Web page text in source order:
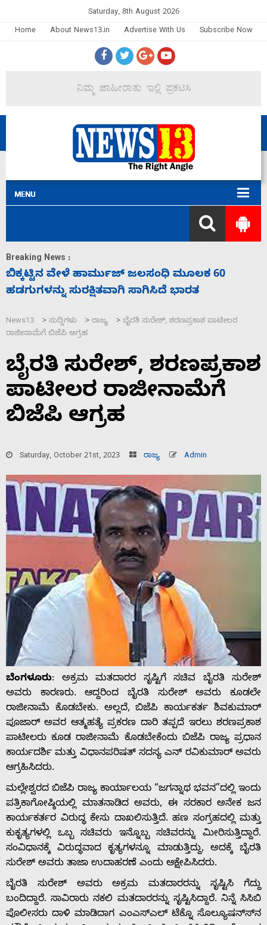
Saturday, 8th August 2026
Home
About News13.in Advertise With Us Subscribe Now
Breaking News :
ನಾಗೇಂದ್ರ ರಾಜೀನಾಮೆ ಕೊಡದಿದ್ದರೆ ಸದನ ನಡೆಸಲು
ಬಿಡೆವು: ಛಲವಾದಿ ನಾರಾಯಣಸ್ವಾಮಿ
News13 > ಸುದ್ದಿಗಳು > ರಾಜ್ಯ > ಬೈರತಿ ಸುರೇಶ್, ಶರಣಪ್ರಕಾಶ ಪಾಟೀಲರ
ರಾಜೀನಾಮೆಗೆ ಬಿಜೆಪಿ ಆಗ್ರಹ
ಬೈರತಿ ಸುರೇಶ್, ಶರಣಪ್ರಕಾಶ
ಪಾಟೀಲರ ರಾಜೀನಾಮೆಗೆ
ಬಿಜೆಪಿ ಆಗ್ರಹ
Saturday, October 21st, 2023 ರಾಜ್ಯ Admin
ಬೆಂಗಳೂರು: ಅಕ್ರಮ ಮತದಾರರ ಸೃಷ್ಟಿಗೆ ಸಚಿವ ಬೈರತಿ ಸುರೇಶ್
ಅವರು ಕಾರಣರು. ಆದ್ದರಿಂದ ಬೈರತಿ ಸುರೇಶ್ ಅವರು ಕೂಡಲೇ
ರಾಜೀನಾಮೆ ಕೊಡಬೇಕು. ಅಲ್ಲದೆ, ಬಿಜೆಪಿ ಕಾರ್ಯಕರ್ತ ಶಿವಕುಮಾರ್
ಪೂಜಾರ್ ಅವರ ಆತ್ಮಹತ್ಯೆ ಪ್ರಕರಣ ದಾರಿ ತಪ್ಪದೆ ಇರಲು ಶರಣಪ್ರಕಾಶ
ಪಾಟೀಲರು ಕೂಡ ರಾಜೀನಾಮೆ ಕೊಡಬೇಕೆಂದು ಬಿಜೆಪಿ ರಾಜ್ಯ ಪ್ರಧಾನ
ಕಾರ್ಯದರ್ಶಿ ಮತ್ತು ವಿಧಾನಪರಿಷತ್ ಸದಸ್ಯ ಎನ್ ರವಿಕುಮಾರ್ ಅವರು
ಆಗ್ರಹಿಸಿದರು.
ಮಲ್ಲೇಶ್ವರದ ಬಿಜೆಪಿ ರಾಜ್ಯ ಕಾರ್ಯಾಲಯ “ಜಗನ್ನಾಥ ಭವನ”ದಲ್ಲಿ ಇಂದು
ಪತ್ರಿಕಾಗೋಷ್ಠಿಯಲ್ಲಿ ಮಾತನಾಡಿದ ಅವರು, ಈ ಸರಕಾರ ಅನೇಕ ಜನ
ಕಾರ್ಯಕರ್ತರ ವಿರುದ್ಧ ಕೇಸು ದಾಖಲಿಸುತ್ತಿದೆ. ಹಣ ಸಂಗ್ರಹದಲ್ಲಿ ಮತ್ತು
ಕುಕೃತ್ಯಗಳಲ್ಲಿ ಒಬ್ಬ ಸಚಿವರು ಇನ್ನೊಬ್ಬ ಸಚಿವರನ್ನು ಮೀರಿಸುತ್ತಿದ್ದಾರೆ.
ಸಂವಿಧಾನಕ್ಕೆ ವಿರುದ್ಧವಾದ ಕೃತ್ಯಗಳನ್ನೂ ಮಾಡುತ್ತಿದ್ದು, ಅದಕ್ಕೆ ಬೈರತಿ
ಸುರೇಶ್ ಅವರು ತಾಜಾ ಉದಾಹರಣೆ ಎಂದು ಆಕ್ಷೇಪಿಸಿದರು.
ಬೈರತಿ ಸುರೇಶ್ ಅವರು ಅಕ್ರಮ ಮತದಾರರನ್ನು ಸೃಷ್ಟಿಸಿ ಗೆದ್ದು
ಬಂದಿದ್ದಾರೆ. ಸಾವಿರಾರು ನಕಲಿ ಮತದಾರರನ್ನು ಸೃಷ್ಟಿಸಿದ್ದಾರೆ. ನಿನ್ನೆ ಸಿಸಿಬಿ
ಪೊಲೀಸರು ದಾಳಿ ಮಾಡಿದಾಗ ಎಂಎಸ್‍ಎಲ್ ಟೆಕ್ನೊ ಸೊಲ್ಯೂಷನ್ಸ್‍ನ